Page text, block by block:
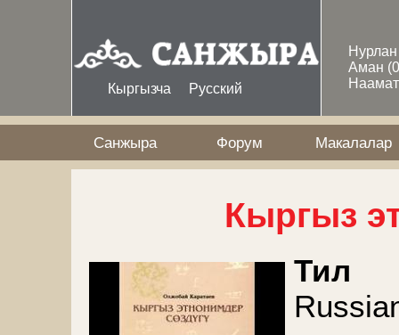
Кыргызча Русский
Аман
Санжыра Форум Макалалар
Кыргыз
Тил